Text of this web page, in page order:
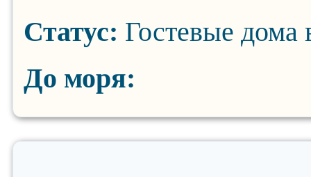
Статус: Гостевые дома
До моря: